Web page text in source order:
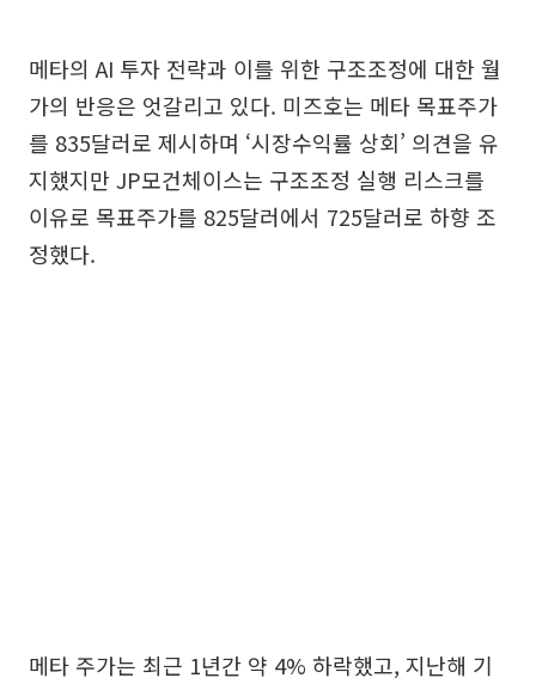
메타의 AI 투자 전략과 이를 위한 구조조정에 대한 월
가의 반응은 엇갈리고 있다. 미즈호는 메타 목표주가
를 835달러로 제시하며 ‘시장수익률 상회’ 의견을 유
지했지만 JP모건체이스는 구조조정 실행 리스크를
이유로 목표주가를 825달러에서 725달러로 하향 조
정했다.
메타 주가는 최근 1년간 약 4% 하락했고, 지난해 기